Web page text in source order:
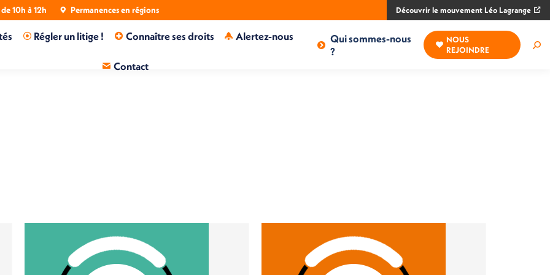
10h à 12h Permanences en régions Découvrir le mouvement Léo Lagrange
Régler un litige ! Connaître ses droits Alertez-nous
Contact
Qui sommes-nous
?
NOUS
REJOINDRE